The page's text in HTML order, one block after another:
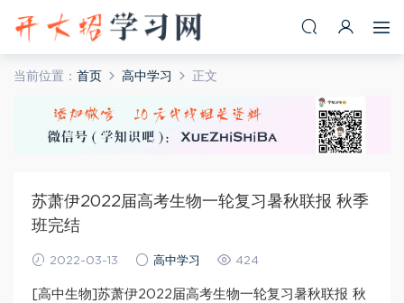
当前位置： 首页 高中学习 正文
苏萧伊2022届高考生物一轮复习暑秋联报 秋季
班完结
2022-03-13 高中学习 424
[高中生物]苏萧伊2022届高考生物一轮复习暑秋联报 秋